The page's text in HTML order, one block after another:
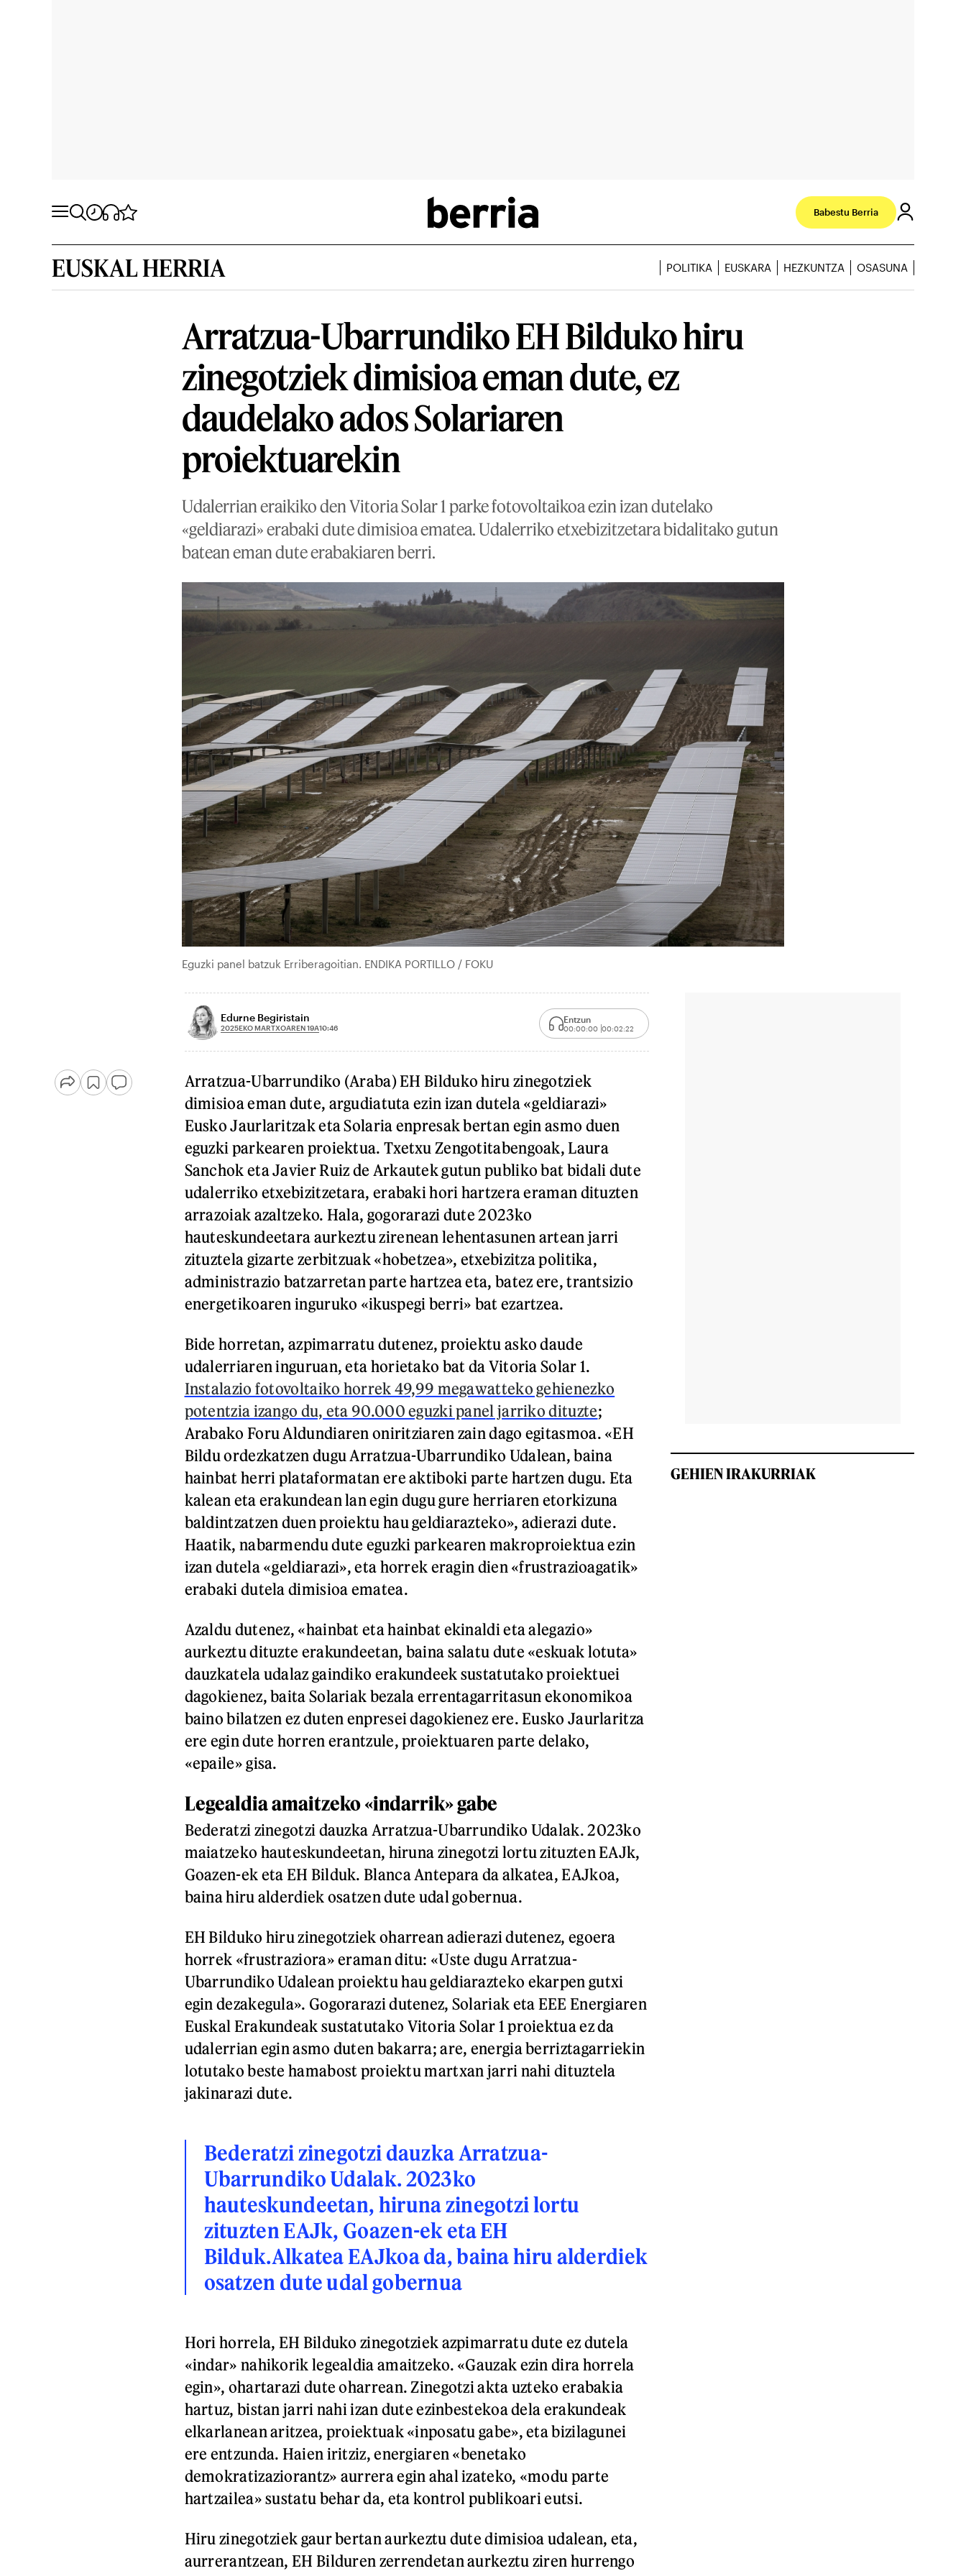
Babestu Berria
EUSKAL HERRIA POLITIKA EUSKARA HEZKUNTZA OSASUNA
Arratzua-Ubarrundiko EH Bilduko hiru
zinegotziek dimisioa eman dute, ez
daudelako ados Solariaren
proiektuarekin
Udalerrian eraikiko den Vitoria Solar 1 parke fotovoltaikoa ezin izan dutelako
«geldiarazi» erabaki dute dimisioa ematea. Udalerriko etxebizitzetara bidalitako gutun
batean eman dute erabakiaren berri.
Eguzki panel batzuk Erriberagoitian. ENDIKA PORTILLO / FOKU
Edurne Begiristain
2025EKO MARTXOAREN 19A10:46
Entzun
00:00:00 00:02:22
Arratzua-Ubarrundiko (Araba) EH Bilduko hiru zinegotziek
dimisioa eman dute, argudiatuta ezin izan dutela «geldiarazi»
Eusko Jaurlaritzak eta Solaria enpresak bertan egin asmo duen
eguzki parkearen proiektua. Txetxu Zengotitabengoak, Laura
Sanchok eta Javier Ruiz de Arkautek gutun publiko bat bidali dute
udalerriko etxebizitzetara, erabaki hori hartzera eraman dituzten
arrazoiak azaltzeko. Hala, gogorarazi dute 2023ko
hauteskundeetara aurkeztu zirenean lehentasunen artean jarri
zituztela gizarte zerbitzuak «hobetzea», etxebizitza politika,
administrazio batzarretan parte hartzea eta, batez ere, trantsizio
energetikoaren inguruko «ikuspegi berri» bat ezartzea.
Bide horretan, azpimarratu dutenez, proiektu asko daude
udalerriaren inguruan, eta horietako bat da Vitoria Solar 1.
Instalazio fotovoltaiko horrek 49,99 megawatteko gehienezko
potentzia izango du, eta 90.000 eguzki panel jarriko dituzte;
Arabako Foru Aldundiaren oniritziaren zain dago egitasmoa. «EH
Bildu ordezkatzen dugu Arratzua-Ubarrundiko Udalean, baina
hainbat herri plataformatan ere aktiboki parte hartzen dugu. Eta
kalean eta erakundean lan egin dugu gure herriaren etorkizuna
baldintzatzen duen proiektu hau geldiarazteko», adierazi dute.
Haatik, nabarmendu dute eguzki parkearen makroproiektua ezin
izan dutela «geldiarazi», eta horrek eragin dien «frustrazioagatik»
erabaki dutela dimisioa ematea.
Azaldu dutenez, «hainbat eta hainbat ekinaldi eta alegazio»
aurkeztu dituzte erakundeetan, baina salatu dute «eskuak lotuta»
dauzkatela udalaz gaindiko erakundeek sustatutako proiektuei
dagokienez, baita Solariak bezala errentagarritasun ekonomikoa
baino bilatzen ez duten enpresei dagokienez ere. Eusko Jaurlaritza
ere egin dute horren erantzule, proiektuaren parte delako,
«epaile» gisa.
Legealdia amaitzeko «indarrik» gabe
Bederatzi zinegotzi dauzka Arratzua-Ubarrundiko Udalak. 2023ko
maiatzeko hauteskundeetan, hiruna zinegotzi lortu zituzten EAJk,
Goazen-ek eta EH Bilduk. Blanca Antepara da alkatea, EAJkoa,
baina hiru alderdiek osatzen dute udal gobernua.
EH Bilduko hiru zinegotziek oharrean adierazi dutenez, egoera
horrek «frustraziora» eraman ditu: «Uste dugu Arratzua-
Ubarrundiko Udalean proiektu hau geldiarazteko ekarpen gutxi
egin dezakegula». Gogorarazi dutenez, Solariak eta EEE Energiaren
Euskal Erakundeak sustatutako Vitoria Solar 1 proiektua ez da
udalerrian egin asmo duten bakarra; are, energia berriztagarriekin
lotutako beste hamabost proiektu martxan jarri nahi dituztela
jakinarazi dute.
Bederatzi zinegotzi dauzka Arratzua-
Ubarrundiko Udalak. 2023ko
hauteskundeetan, hiruna zinegotzi lortu
zituzten EAJk, Goazen-ek eta EH
Bilduk.Alkatea EAJkoa da, baina hiru alderdiek
osatzen dute udal gobernua
Hori horrela, EH Bilduko zinegotziek azpimarratu dute ez dutela
«indar» nahikorik legealdia amaitzeko. «Gauzak ezin dira horrela
egin», ohartarazi dute oharrean. Zinegotzi akta uzteko erabakia
hartuz, bistan jarri nahi izan dute ezinbestekoa dela erakundeak
elkarlanean aritzea, proiektuak «inposatu gabe», eta bizilagunei
ere entzunda. Haien iritziz, energiaren «benetako
demokratizaziorantz» aurrera egin ahal izateko, «modu parte
hartzailea» sustatu behar da, eta kontrol publikoari eutsi.
Hiru zinegotziek gaur bertan aurkeztu dute dimisioa udalean, eta,
aurrerantzean, EH Bilduren zerrendetan aurkeztu ziren hurrengo
GEHIEN IRAKURRIAK